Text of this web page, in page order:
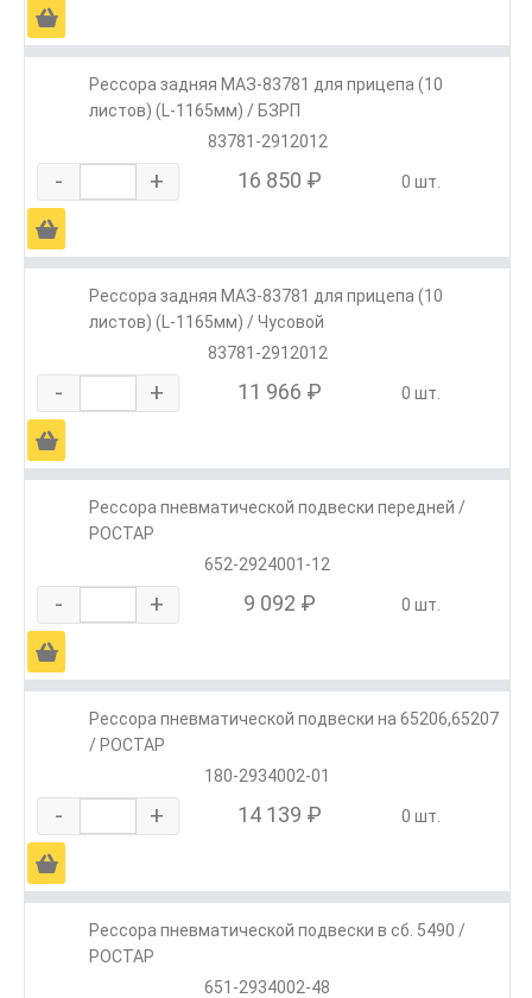
Ä
Рессора задняя МАЗ-83781 для прицепа (10
листов) (L-1165мм) / БЗРП
83781-2912012
- + 16 850 ₽ 0 шт.
Ä
Рессора задняя МАЗ-83781 для прицепа (10
листов) (L-1165мм) / Чусовой
83781-2912012
- + 11 966 ₽ 0 шт.
Ä
Рессора пневматической подвески передней /
РОСТАР
652-2924001-12
- + 9 092 ₽ 0 шт.
Ä
Рессора пневматической подвески на 65206,65207
/ РОСТАР
180-2934002-01
- + 14 139 ₽ 0 шт.
Ä
Рессора пневматической подвески в сб. 5490 /
РОСТАР
651-2934002-48